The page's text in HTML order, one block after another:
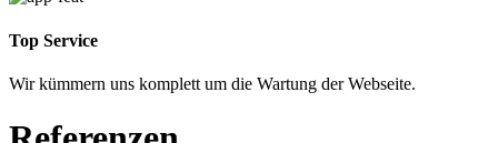
Top Service
Wir kümmern uns komplett um die Wartung der Webseite.